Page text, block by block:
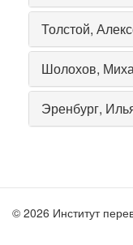
Толстой,
Шолохов,
Эренбург,
© 2026 Институт